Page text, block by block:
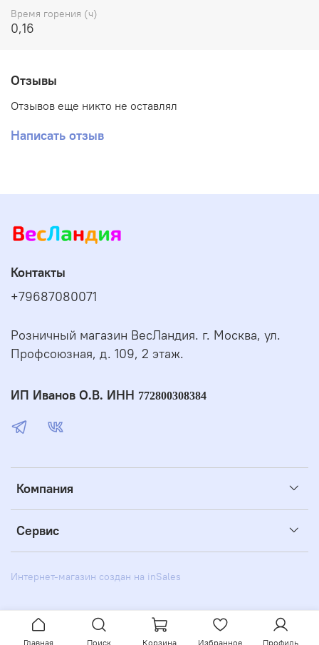
Время горения (ч)
0,16
Отзывы
Отзывов еще никто не оставлял
Написать отзыв
Компания
Сервис
Контакты
+79687080071
Розничный магазин ВесЛандия. г. Москва, ул.
Профсоюзная, д. 109, 2 этаж.
ИП Иванов О.В. ИНН 772800308384
Интернет-магазин создан на inSales
Главная Поиск Корзина Избранное Профиль